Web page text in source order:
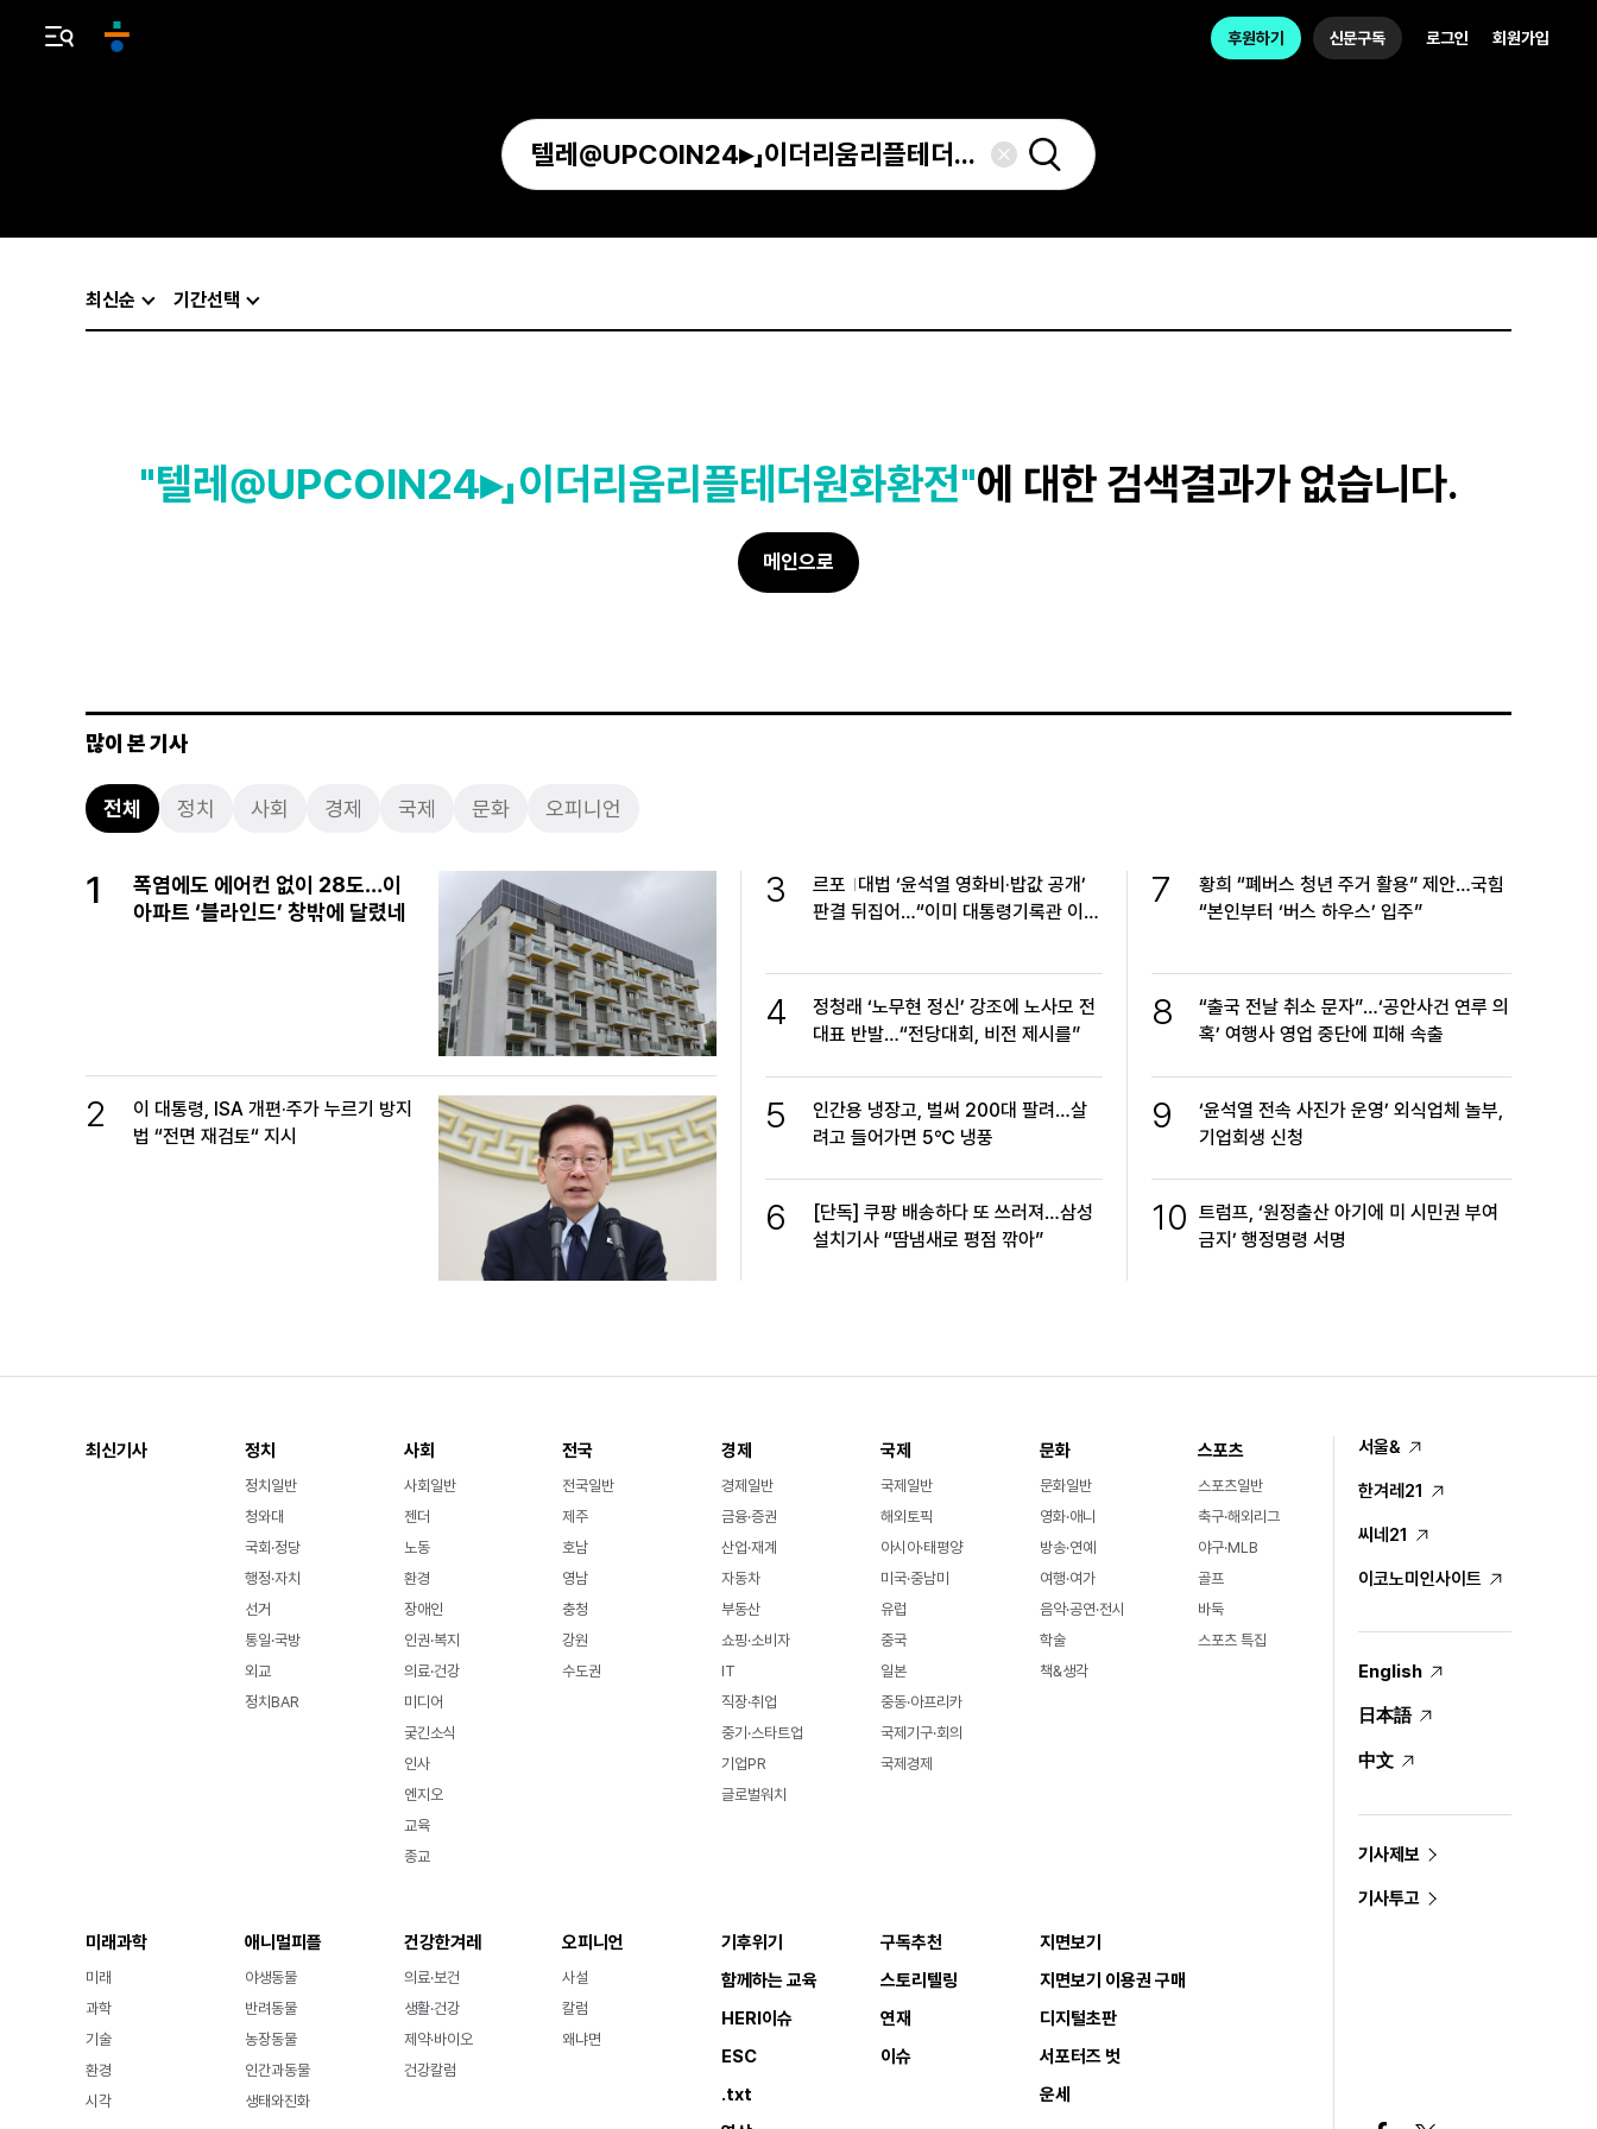
후원하기 신문구독 로그인 회원가입
최신순 기간선택
"텔레@UPCOIN24▸」이더리움리플테더원화환전"에 대한 검색결과가 없습니다.
메인으로
많이 본 기사
전체 정치 사회 경제 국제 문화 오피니언
1
폭염에도 에어컨 없이 28도…이
아파트 ‘블라인드’ 창밖에 달렸네
2
이 대통령, ISA 개편·주가 누르기 방지
법 “전면 재검토“ 지시
3 르포
대법 ‘윤석열 영화비·밥값 공개’
판결 뒤집어…“이미 대통령기록관 이
4
정청래 ‘노무현 정신’ 강조에 노사모 전
대표 반발…“전당대회, 비전 제시를”
5
인간용 냉장고, 벌써 200대 팔려…살
려고 들어가면 5℃ 냉풍
6
[단독] 쿠팡 배송하다 또 쓰러져…삼성
설치기사 “땀냄새로 평점 깎아”
7
황희 “폐버스 청년 주거 활용” 제안…국힘
“본인부터 ‘버스 하우스’ 입주”
8
“출국 전날 취소 문자”…‘공안사건 연루 의
혹’ 여행사 영업 중단에 피해 속출
9
‘윤석열 전속 사진가 운영’ 외식업체 놀부,
기업회생 신청
10 트럼프, ‘원정출산 아기에 미 시민권 부여
금지’ 행정명령 서명
최신기사 정치
정치일반
청와대
국회·정당
행정·자치
선거
통일·국방
외교
정치BAR
사회
사회일반
젠더
노동
환경
장애인
인권·복지
의료·건강
미디어
궂긴소식
인사
엔지오
교육
종교
전국
전국일반
제주
호남
영남
충청
강원
수도권
경제
경제일반
금융·증권
산업·재계
자동차
부동산
쇼핑·소비자
IT
직장·취업
중기·스타트업
기업PR
글로벌워치
국제
국제일반
해외토픽
아시아·태평양
미국·중남미
유럽
중국
일본
중동·아프리카
국제기구·회의
국제경제
문화
문화일반
영화·애니
방송·연예
여행·여가
음악·공연·전시
학술
책&생각
스포츠
스포츠일반
축구·해외리그
야구·MLB
골프
바둑
스포츠 특집
미래과학
미래
과학
기술
환경
시각
애니멀피플
야생동물
반려동물
농장동물
인간과동물
생태와진화
건강한겨레
의료·보건
생활·건강
제약·바이오
건강칼럼
오피니언
사설
칼럼
왜냐면
기후위기
함께하는 교육
HERI이슈
ESC
.txt
구독추천
스토리텔링
연재
이슈
지면보기
지면보기 이용권 구매
디지털초판
서포터즈 벗
운세
서울&
한겨레21
씨네21
이코노미인사이트
English
日本語
中文
기사제보
기사투고